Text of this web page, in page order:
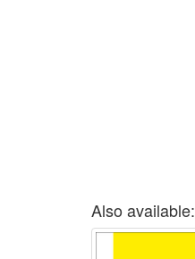
Also available: